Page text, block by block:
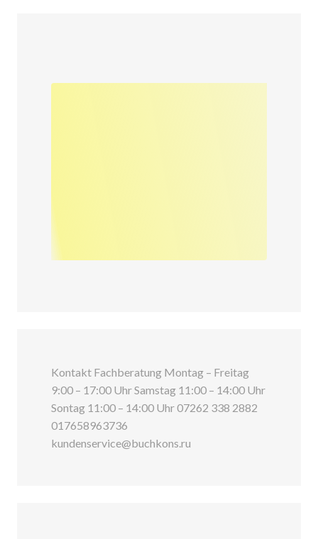
Kontakt Fachberatung Montag – Freitag
9:00 – 17:00 Uhr Samstag 11:00 – 14:00 Uhr
Sontag 11:00 – 14:00 Uhr 07262 338 2882
017658963736
kundenservice@buchkons.ru